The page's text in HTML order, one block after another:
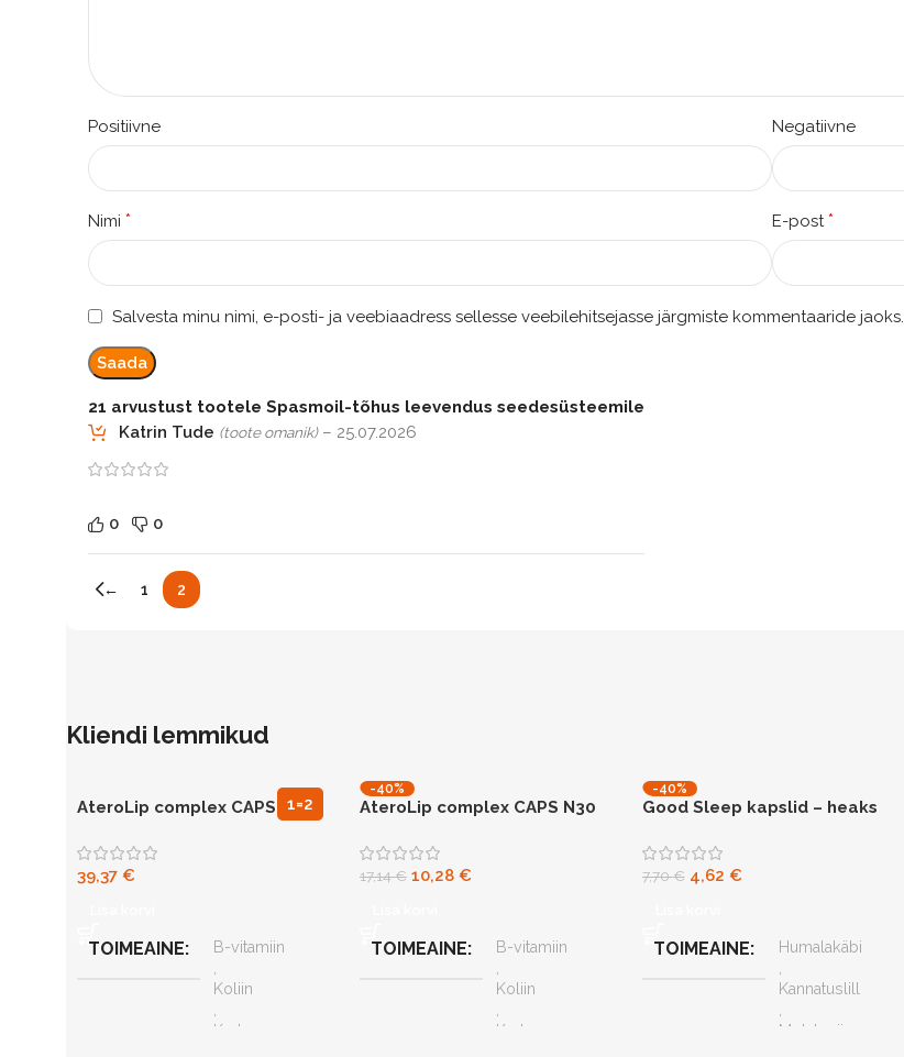
21 arvustust tootele Spasmoil-tõhus leevendus seedesüsteemile
Katrin Tude (toote omanik) – 25.07.2026
0 0
← 1 2
Positiivne Negatiivne
Nimi * E-post*
Salvesta minu nimi, e-posti- ja veebiaadress sellesse veebilehitsejasse järgmiste kommentaaride jaoks.
Kliendi lemmikud
1=2
AteroLip complex CAPS N90
39,37 €
TOIMEAINE
B-vitamiin
Koliin
Kurkum
-40%
N30
AteroLip complex CAPS N30
toetuseks
17,14€ 10,28 €
TOIMEAINE
B-vitamiin
Koliin
Kurkum
-40%
Good Sleep kapslid – heaks
7,70€ 4,62 €
TOIMEAINE
Humalakäbi
Kannatuslill
Melatoniin